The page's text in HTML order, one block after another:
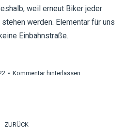
weil erneut Biker jeder
werden. Elementar für uns
Einbahnstraße.
Kommentar hinterlassen
ZURÜCK